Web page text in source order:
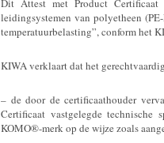
Dit Attest met Product
leidingsystemen van polyetheen
temperatuurbelasting”, conform het
KIWA verklaart dat het
– de door de certificaathouder
Certificaat vastgelegde
KOMO®-merk op de wijze zoals